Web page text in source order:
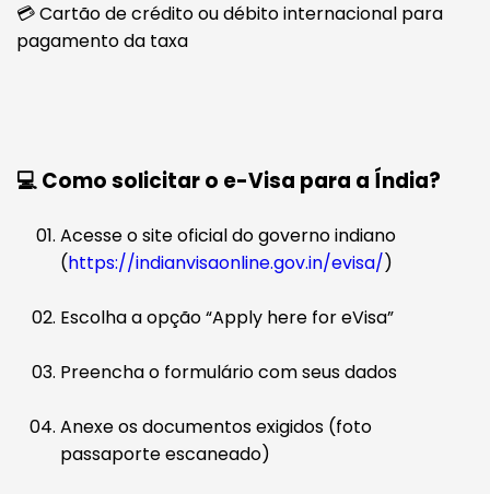
💳 Cartão de crédito ou débito internacional para
pagamento da taxa
💻 Como solicitar o e-Visa para a Índia?
Acesse o site oficial do governo indiano
(https://indianvisaonline.gov.in/evisa/)
Escolha a opção “Apply here for eVisa”
Preencha o formulário com seus dados
Anexe os documentos exigidos (foto
passaporte escaneado)